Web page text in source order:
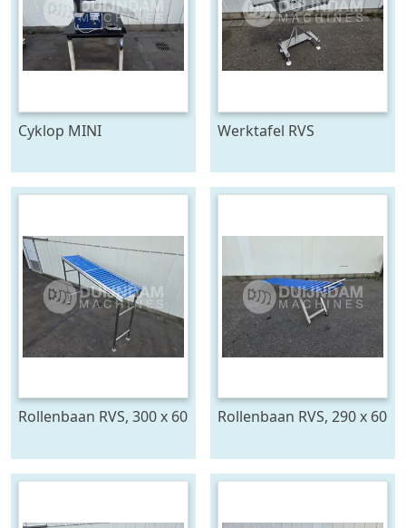
Cyklop MINI
Werktafel RVS
Rollenbaan RVS, 300 x 60
Rollenbaan RVS, 290 x 60